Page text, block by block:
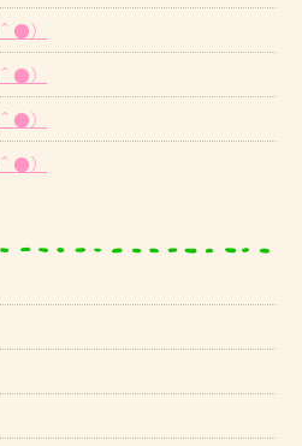
●）
●）
●）
●）